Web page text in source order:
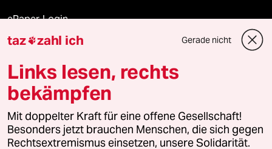
ePaper Login
Downloads für Abonnierende
© 2026 taz Verlags und Vertriebs GmbH
Alle Rechte vorbehalten. Bei rechtlichen Fragen oder für Genehmigungen
wenden Sie sich bitte an
lizenzen@taz.de
taz zahl ich Gerade nicht
Links lesen, rechts
bekämpfen
Mit doppelter Kraft für eine offene Gesellschaft!
Besonders jetzt brauchen Menschen, die sich gegen
Rechtsextremismus einsetzen, unsere Solidarität.